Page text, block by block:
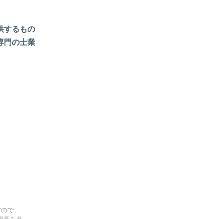
するもの
門の士業
で、